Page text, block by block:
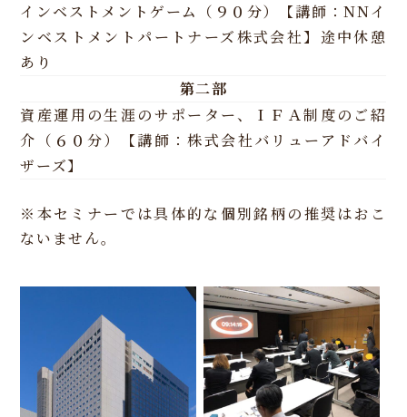
インベストメントゲーム（９０分）【講師：NNイ
ンベストメントパートナーズ株式会社】途中休憩
あり
第二部
資産運用の生涯のサポーター、ＩＦＡ制度のご紹
介（６０分）【講師：株式会社バリューアドバイ
ザーズ】
※本セミナーでは具体的な個別銘柄の推奨はおこ
ないません。